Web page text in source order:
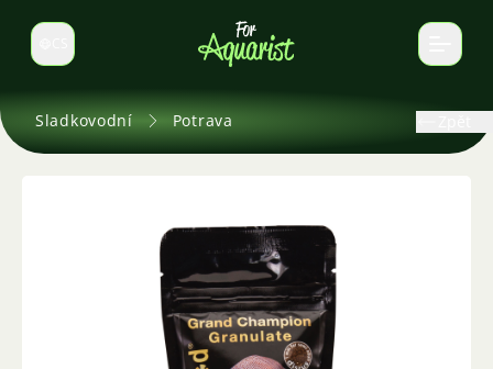
Select language
Sladkovodní Potrava